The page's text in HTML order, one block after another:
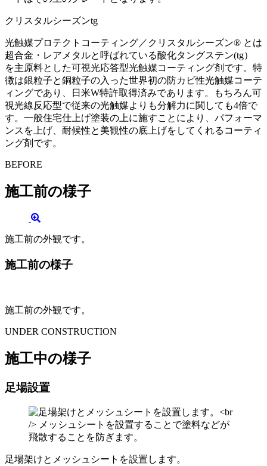
クリスタルシーズンtg
光触媒プロテクトコーティング／クリスタルシーズン® とは
超合金・レアメタルと呼ばれている酸化タングステン(tg）
を主原料とした可視光応答型光触媒コーティング剤です。特
徴は銀粒子と銅粒子の入った世界初の防カビ性光触媒コーテ
ィングであり、日米W特許取得済みであります。もちろん可
視光線反応型で従来の光触媒よりも分解力に関しても4倍で
す。一般住宅仕上げ塗装の上に施すことにより、パフォーマ
ンスを上げ、耐候性と美観性の底上げをしてくれるコーティ
ング剤です。
BEFORE
施工前の様子
施工前の外観です。
施工前の様子
施工前の外観です。
UNDER CONSTRUCTION
施工中の様子
足場設置
足場架けとメッシュシートを設置します。